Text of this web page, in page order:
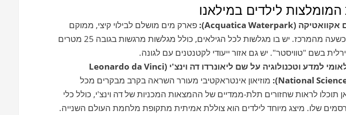
לילדים במילאנו
אקוואטיקה (Acquatica Waterpark):
פארק מים מושלם לבילוי קיצי, ממוקם
במרחק של כשעה מהמרכז. יש בו מגלשות לכל הגילאים, כולל מגלשות מרגשות בגובה 25 מטרים
בשם "טוויסטר". יש גם אזור ייעודי לקטנטנים עם לגונה.
למדע וטכנולוגיה על שם ליאונרדו דה וינצ'י (Leonardo da Vinci
National
מוזיאון אינטראקטיבי מעורר השראה בקרב מבקרים מכל
תוכלו לראות שחזורים תלת-ממדיים של ההמצאות המכניות של דה וינצ'י, כולל כלי
שלו. מיצג מיוחד לילדים הוא צוללת אמיתית מתקופת מלחמת העולם השנייה.